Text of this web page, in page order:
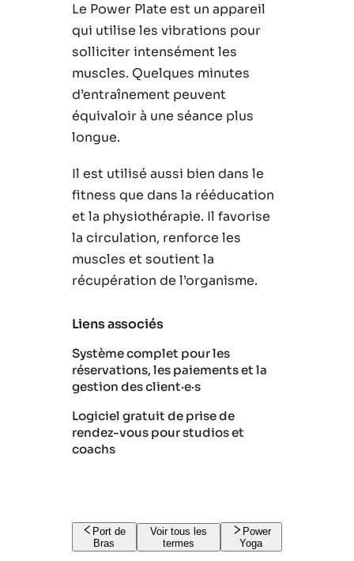
Le Power Plate est un appareil
qui utilise les vibrations pour
solliciter intensément les
muscles. Quelques minutes
d’entraînement peuvent
équivaloir à une séance plus
longue.
Il est utilisé aussi bien dans le
fitness que dans la rééducation
et la physiothérapie. Il favorise
la circulation, renforce les
muscles et soutient la
récupération de l’organisme.
Liens associés
Système complet pour les
réservations, les paiements et la
gestion des client·e·s
Logiciel gratuit de prise de
rendez-vous pour studios et
coachs
Port de
Bras
Voir tous les
termes
Power
Yoga